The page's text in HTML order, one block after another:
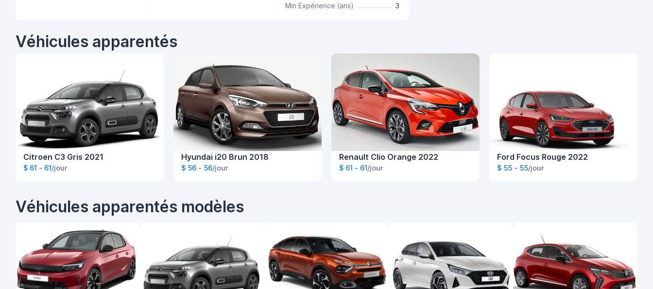
Min Expérience (ans)
3
Véhicules apparentés
Citroen C3 Gris 2021
$ 61 - 61/jour
Hyundai i20 Brun 2018
$ 56 - 56/jour
Renault Clio Orange 2022
$ 61 - 61/jour
Ford Focus Rouge 2022
$ 55 - 55/jour
Véhicules apparentés modèles